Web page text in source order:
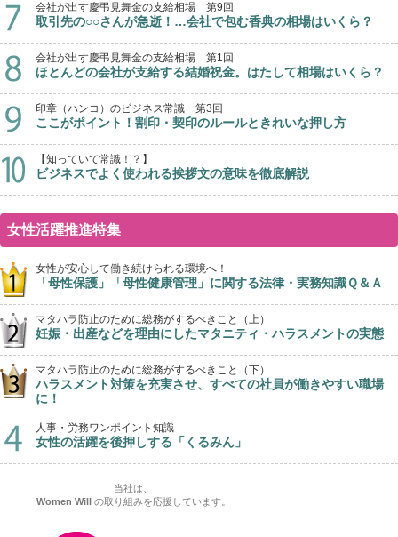
会社が出す慶弔見舞金の支給相場 第9回
取引先の○○さんが急逝！…会社で包む香典の相場はいくら？
会社が出す慶弔見舞金の支給相場 第1回
ほとんどの会社が支給する結婚祝金。はたして相場はいくら？
印章（ハンコ）のビジネス常識 第3回
ここがポイント！割印・契印のルールときれいな押し方
【知っていて常識！？】
ビジネスでよく使われる挨拶文の意味を徹底解説
女性活躍推進特集
女性が安心して働き続けられる環境へ！
「母性保護」「母性健康管理」に関する法律・実務知識Ｑ＆Ａ
マタハラ防止のために総務がするべきこと（上）
妊娠・出産などを理由にしたマタニティ・ハラスメントの実態
マタハラ防止のために総務がするべきこと（下）
ハラスメント対策を充実させ、すべての社員が働きやすい職場
に！
人事・労務ワンポイント知識
女性の活躍を後押しする「くるみん」
当社は、
Women Will
の取り組みを応援しています。